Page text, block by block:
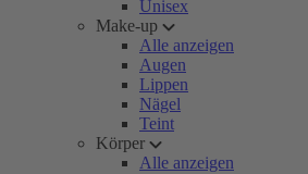
Unisex
Make-up
Alle anzeigen
Augen
Lippen
Nägel
Teint
Körper
Alle anzeigen